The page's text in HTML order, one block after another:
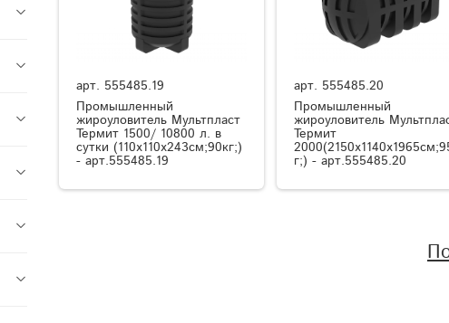
арт. 555485.19
Промышленный
жироуловитель Мультпласт
Термит 1500/ 10800 л. в
сутки (110x110x243см;90кг;)
- арт.555485.19
арт. 555485.20
Промышленный
жироуловитель
Термит
г;) - арт.555485.20